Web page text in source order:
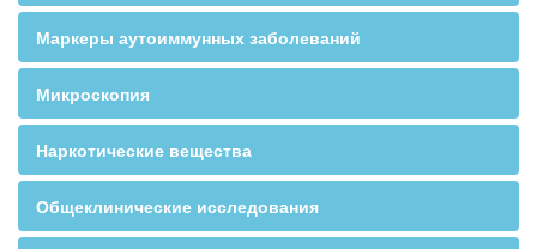
Маркеры аутоиммунных заболеваний
Микроскопия
Наркотические вещества
Общеклинические исследования